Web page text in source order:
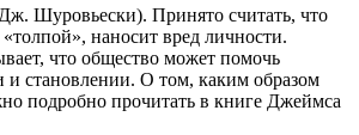
Шуровьески). Принято считать, что
наносит вред личности.
что общество может помочь
и становлении. О том, каким образом
подробно прочитать в книге Джеймса